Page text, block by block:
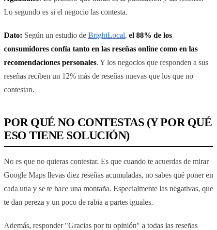
Lo segundo es si el negocio las contesta.
Dato: Según un estudio de BrightLocal, el 88% de los
consumidores confía tanto en las reseñas online como en las
recomendaciones personales. Y los negocios que responden a sus
reseñas reciben un 12% más de reseñas nuevas que los que no
contestan.
POR QUÉ NO CONTESTAS (Y POR QUÉ
ESO TIENE SOLUCIÓN)
No es que no quieras contestar. Es que cuando te acuerdas de mirar
Google Maps llevas diez reseñas acumuladas, no sabes qué poner en
cada una y se te hace una montaña. Especialmente las negativas, que
te dan pereza y un poco de rabia a partes iguales.
Además, responder "Gracias por tu opinión" a todas las reseñas